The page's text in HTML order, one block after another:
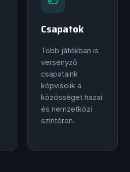
Csapatok
Több játékban is
versenyző
csapataink
képviselik a
közösséget hazai
és nemzetközi
színtéren.